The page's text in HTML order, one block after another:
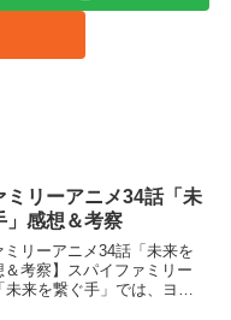
ミリーアニメ34話「未
」感想＆考察
ミリーアニメ34話「未来を
考察】スパイファミリー
来を繋ぐ手」では、ヨル